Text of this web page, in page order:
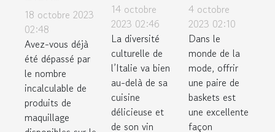
choisir ses
produits
de
maquillage
selon son
type de
peau ?
18 octobre 2023
02:48
Avez-vous déjà
été dépassé par
le nombre
incalculable de
produits de
maquillage
de
mariage
uniques
en Italie
14 octobre
2023 02:46
La diversité
culturelle de
l’Italie va bien
au-delà de sa
cuisine
délicieuse et
de son vin
sneakers
Air
Jordan 4
Retro
Thunder
2023
comme
4 octobre
2023 02:10
Dans le
monde de la
mode, offrir
une paire de
baskets est
une excellente
façon